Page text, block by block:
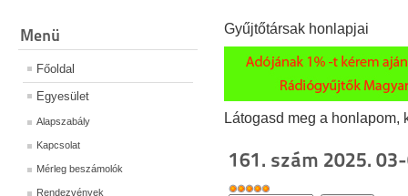
Menü
Főoldal
Egyesület
Alapszabály
Kapcsolat
Mérleg beszámolók
Rendezvények
Gyűjtőtársak honlapjai
Látogasd meg a honlapom,
161. szám 2025.